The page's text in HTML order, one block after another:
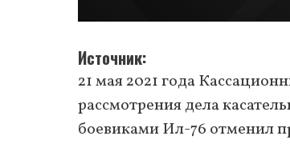
Источник
21 мая 2021 года
рассмотрения дела
боевиками Ил-76 отменил